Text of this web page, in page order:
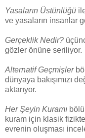
Yasaların Üstünlüğü
ve yasaların insanlar
Gerçeklik Nedir?
gözler önüne seriliyor.
Alternatif Geçmişler
dünyaya bakışımızı
aktarıyor.
Her Şeyin Kuramı
kuram için klasik
evrenin oluşması